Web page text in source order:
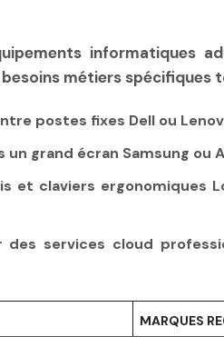
informatiques
métiers
postes fixes Dell ou
un grand écran Samsung
et claviers ergonomiques
des services cloud
MARQUES